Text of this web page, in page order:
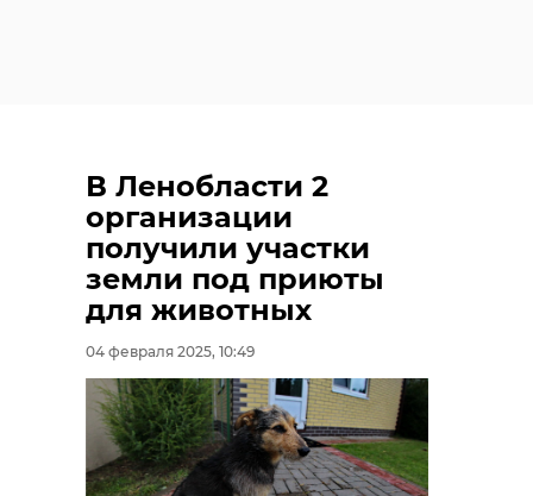
В Ленобласти 2
организации
получили участки
земли под приюты
для животных
04 февраля 2025, 10:49